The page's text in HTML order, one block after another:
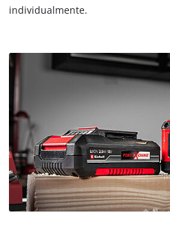
individualmente.